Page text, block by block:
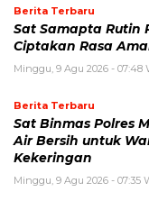
Berita Terbaru
Sat Samapta Rutin
Ciptakan Rasa
Minggu, 9 Agu 2026 - 07:48
Berita Terbaru
Sat Binmas Polres
Air Bersih untuk
Kekeringan
Minggu, 9 Agu 2026 - 07:35